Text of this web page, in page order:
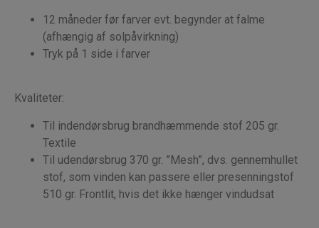
12 måneder før farver evt. begynder at falme
(afhængig af solpåvirkning)
Tryk på 1 side i farver
Kvaliteter:
Til indendørsbrug brandhæmmende stof 205 gr.
Textile
Til udendørsbrug 370 gr. ”Mesh”, dvs. gennemhullet
stof, som vinden kan passere eller presenningstof
510 gr. Frontlit, hvis det ikke hænger vindudsat